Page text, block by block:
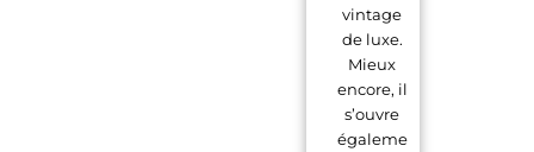
vintage
de luxe.
Mieux
encore, il
s’ouvre
égaleme